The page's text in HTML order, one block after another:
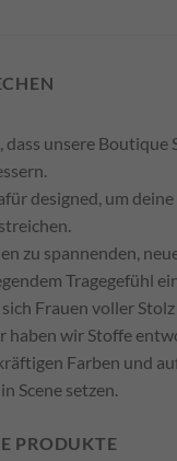
unsere Boutique
designed, um
zu spannenden,
Tragegefühl
Frauen voller
haben wir Stoffe
Farben und
Scene setzen.
PRODUKTE